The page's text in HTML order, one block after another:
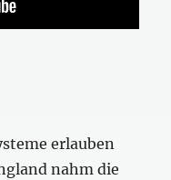
erlauben
nahm die